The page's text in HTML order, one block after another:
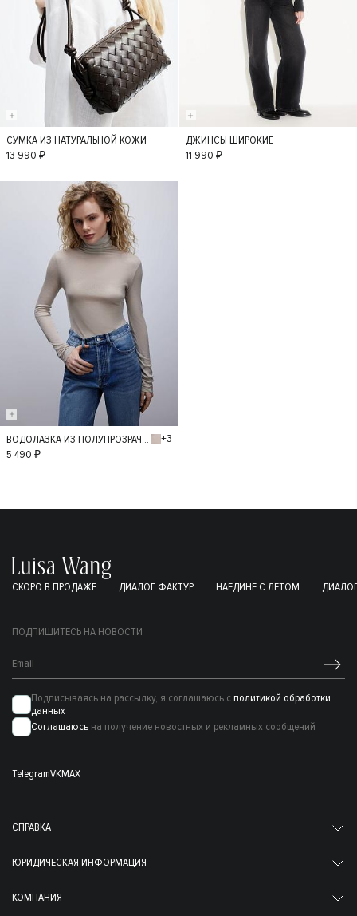
S
СУМКА ИЗ НАТУРАЛЬНОЙ КОЖИ
13 990 ₽
36
ДЖИНСЫ ШИРОКИЕ
11 990 ₽
M
ВОДОЛАЗКА ИЗ ПОЛУПРОЗРАЧНОГО ТРИКОТАЖА
+3
5 490 ₽
СКОРО В ПРОДАЖЕ ДИАЛОГ ФАКТУР НАЕДИНЕ С ЛЕТОМ
ПОДПИШИТЕСЬ НА НОВОСТИ
Подписываясь на рассылку, я соглашаюсь с политикой обработки
данных
Соглашаюсь на получение новостных и рекламных сообщений
TelegramVKMAX
СПРАВКА
ЮРИДИЧЕСКАЯ ИНФОРМАЦИЯ
КОМПАНИЯ